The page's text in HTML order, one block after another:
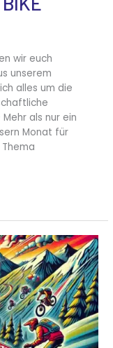
wir euch
unserem
alles um die
als nur ein
Monat für